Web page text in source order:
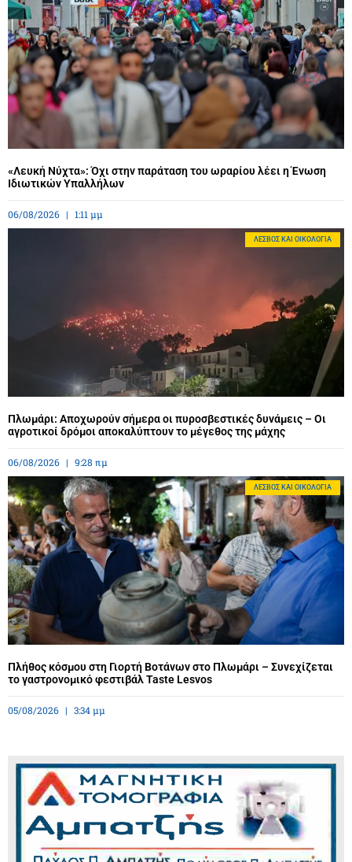
«Λευκή Νύχτα»: Όχι στην παράταση του ωραρίου λέει η Ένωση
Ιδιωτικών Υπαλλήλων
06/08/2026 1:11 μμ
ΛΈΣΒΟΣ ΚΑΙ ΟΙΚΟΛΟΓΊΑ
Πλωμάρι: Αποχωρούν σήμερα οι πυροσβεστικές δυνάμεις – Οι
αγροτικοί δρόμοι αποκαλύπτουν το μέγεθος της μάχης
06/08/2026 9:28 πμ
ΛΈΣΒΟΣ ΚΑΙ ΟΙΚΟΛΟΓΊΑ
Πλήθος κόσμου στη Γιορτή Βοτάνων στο Πλωμάρι – Συνεχίζεται
το γαστρονομικό φεστιβάλ Taste Lesvos
05/08/2026 3:34 μμ